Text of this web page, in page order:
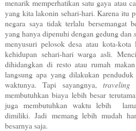
menarik memperhatikan satu gaya atau
yang kita lakonin sehari-hari. Karena itu
negara saya tidak terlalu bersemangat
yang hanya dipenuhi dengan gedung dan
menyusuri pelosok desa atau kota-
kehidupan sehari-hari warga asli.
dihidangkan di resto atau rumah
langsung apa yang dilakukan
waktunya. Tapi sayangnya,traveling
membutuhkan biaya lebih besar
juga membutuhkan waktu lebih
dimiliki. Jadi memang lebih mudah
besarnya saja.